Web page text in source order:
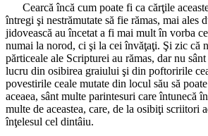
Cearcă încă cum poate fi ca cărţile
întregi şi nestrămutate să fie rămas, mai ales
jidovească au încetat a fi mai mult în vorba
numai la norod, ci şi la cei învăţaţi. Şi zic că
părticeale ale Scripturei au rămas, dar nu
lucru din osibirea graiului şi din poftoririle
povestirile ceale mutate din locul său să
aceaea, sânt multe parintesuri care întunecă
multe de aceastea, care, de la osibiţi scriitori
înţelesul cel dintâiu.